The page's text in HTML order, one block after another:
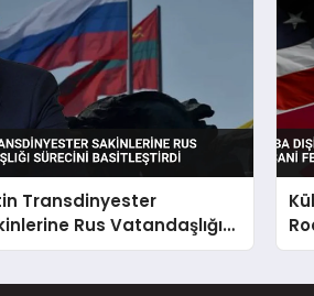
Transdinyester
Rus Vatandaşlığı
Basitleştirdi